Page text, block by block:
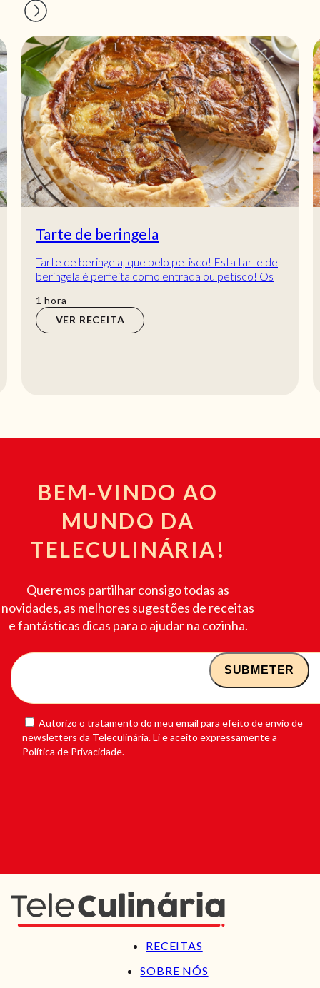
Tarte de beringela
Tarte de beringela, que belo petisco! Esta tarte de
beringela é perfeita como entrada ou petisco! Os
1 hora
hora
VER RECEITA
BEM-VINDO AO
MUNDO DA
TELECULINÁRIA!
Queremos partilhar consigo todas as
novidades, as melhores sugestões de receitas
e fantásticas dicas para o ajudar na cozinha.
Autorizo o tratamento do meu email para efeito de envio de
newsletters da Teleculinária. Li e aceito expressamente a
Política de Privacidade.
RECEITAS
SOBRE NÓS